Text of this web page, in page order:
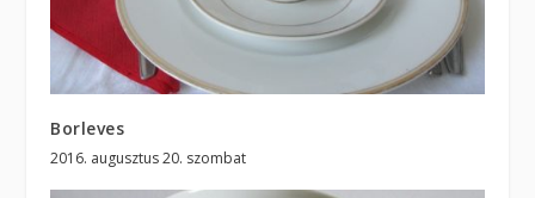
Borleves
2016. augusztus 20. szombat